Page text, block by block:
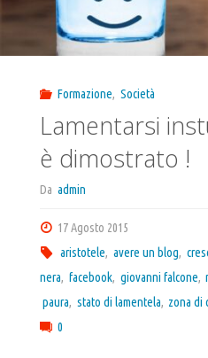
Formazione, Società
Lamentarsi
è dimostrato !
Da admin
17 Agosto 2015
aristotele, avere un blog,
nera, facebook, giovanni falcone,
paura, stato di lamentela, zona di
0